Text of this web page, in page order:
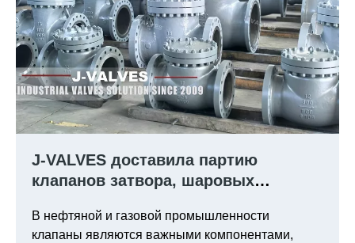
J-VALVES доставила партию
клапанов затвора, шаровых
нефть и газопроводы успешно.
В нефтяной и газовой промышленности
клапаны являются важными компонентами,